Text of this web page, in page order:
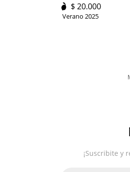
$ 20.000
Verano 2025
¡Suscribite y